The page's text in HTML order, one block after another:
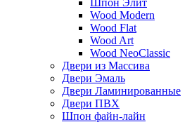
Шпон Элит
Wood Modern
Wood Flat
Wood Art
Wood NeoClassic
Двери из Массива
Двери Эмаль
Двери Ламинированные
Двери ПВХ
Шпон файн-лайн